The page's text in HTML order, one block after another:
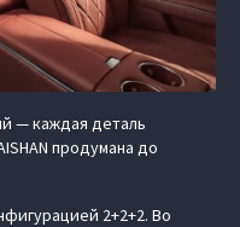
— каждая деталь
продумана до
2+2+2. Во